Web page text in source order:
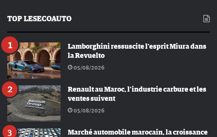
TOP LESECOAUTO
Lamborghini ressuscite l’esprit Miura dans
la Revuelto
05/08/2026
Renault au Maroc, l’industrie carbure et les
ventes suivent
05/08/2026
Marché automobile marocain, la croissance